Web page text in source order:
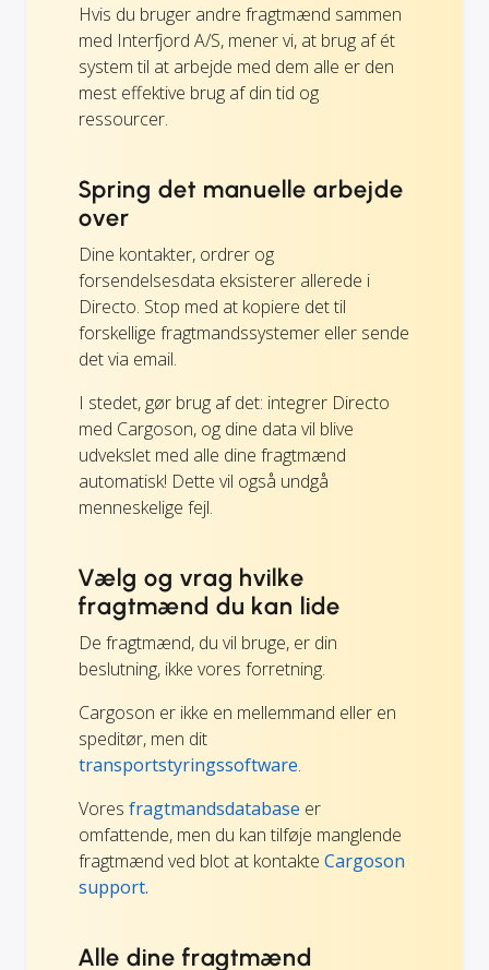
Hvis du bruger andre fragtmænd sammen
med Interfjord A/S, mener vi, at brug af ét
system til at arbejde med dem alle er den
mest effektive brug af din tid og
ressourcer.
Spring det manuelle arbejde
over
Dine kontakter, ordrer og
forsendelsesdata eksisterer allerede i
Directo. Stop med at kopiere det til
forskellige fragtmandssystemer eller sende
det via email.
I stedet, gør brug af det: integrer Directo
med Cargoson, og dine data vil blive
udvekslet med alle dine fragtmænd
automatisk! Dette vil også undgå
menneskelige fejl.
Vælg og vrag hvilke
fragtmænd du kan lide
De fragtmænd, du vil bruge, er din
beslutning, ikke vores forretning.
Cargoson er ikke en mellemmand eller en
speditør, men dit
transportstyringssoftware.
Vores fragtmandsdatabase er
omfattende, men du kan tilføje manglende
fragtmænd ved blot at kontakte Cargoson
support.
Alle dine fragtmænd